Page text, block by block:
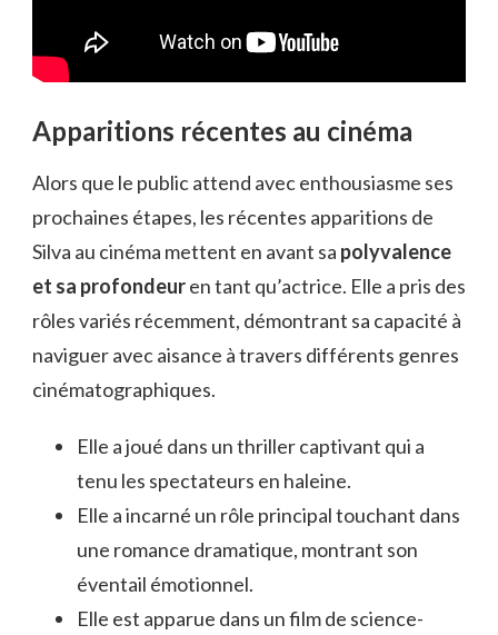
Apparitions récentes au cinéma
Alors que le public attend avec enthousiasme ses
prochaines étapes, les récentes apparitions de
Silva au cinéma mettent en avant sa polyvalence
et sa profondeuren tant qu’actrice. Elle a pris des
rôles variés récemment, démontrant sa capacité à
naviguer avec aisance à travers différents genres
cinématographiques.
Elle a joué dans un thriller captivant qui a
tenu les spectateurs en haleine.
Elle a incarné un rôle principal touchant dans
une romance dramatique, montrant son
éventail émotionnel.
Elle est apparue dans un film de science-